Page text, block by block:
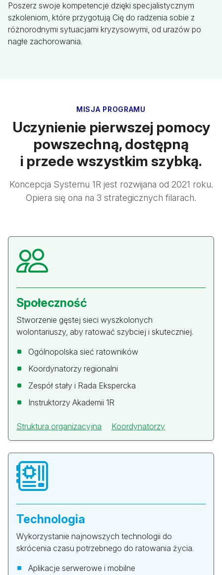
Poszerz swoje kompetencje dzięki specjalistycznym
szkoleniom, które przygotują Cię do radzenia sobie z
różnorodnymi sytuacjami kryzysowymi, od urazów po
nagłe zachorowania.
MISJA PROGRAMU
Uczynienie pierwszej pomocy
powszechną, dostępną
i przede wszystkim szybką.
Koncepcja Systemu 1R jest rozwijana od 2021 roku.
Opiera się ona na 3 strategicznych filarach.
Społeczność
Stworzenie gęstej sieci wyszkolonych
wolontariuszy, aby ratować szybciej i skuteczniej.
Ogólnopolska sieć ratowników
Koordynatorzy regionalni
Zespół stały i Rada Ekspercka
Instruktorzy Akademii 1R
Struktura organizacyjna Koordynatorzy
Technologia
Wykorzystanie najnowszych technologii do
skrócenia czasu potrzebnego do ratowania życia.
Aplikacje serwerowe i mobilne